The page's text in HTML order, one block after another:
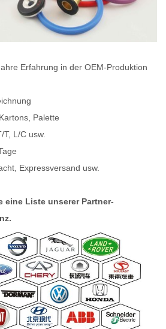
Erfahrung in der OEM-Produktion
Palette
L/C usw.
Expressversand usw.
eine Liste unserer Partner-